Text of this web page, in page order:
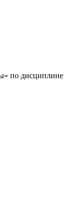
по дисциплине